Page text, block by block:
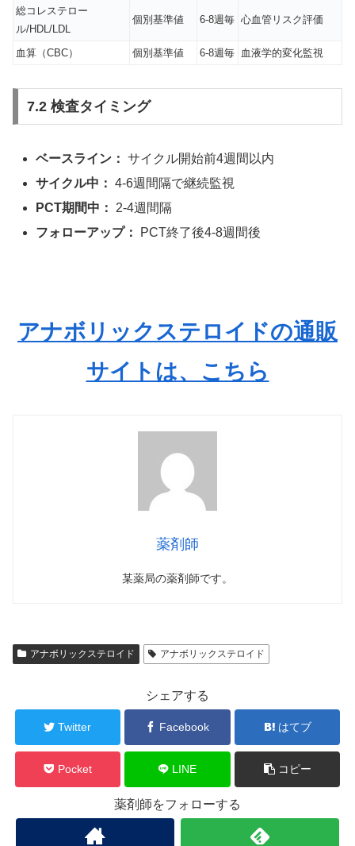
総コレステロー
ル/HDL/LDL
個別基準値 6-8週毎 心血管リスク評価
血算（CBC） 個別基準値 6-8週毎 血液学的変化監視
7.2 検査タイミング
ベースライン： サイクル開始前4週間以内
サイクル中： 4-6週間隔で継続監視
PCT期間中：
2-4週間隔
フォローアップ：
PCT終了後4-8週間後
アナボリックステロイドの通販
サイトは、こちら
薬剤師
某薬局の薬剤師です。
アナボリックステロイド アナボリックステロイド
シェアする
Twitter Facebook はてブ
Pocket LINE コピー
薬剤師をフォローする